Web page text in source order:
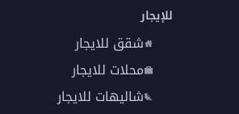
للإيجار
شقق للايجار
محلات للايجار
شاليهات للايجار